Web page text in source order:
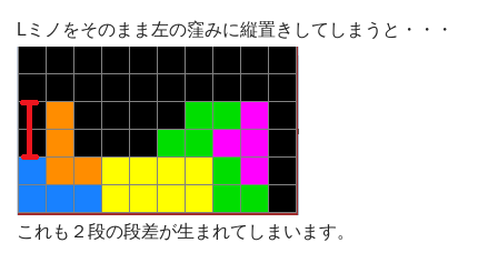
Lミノをそのまま左の窪みに縦置きしてしまうと・・・
これも２段の段差が生まれてしまいます。